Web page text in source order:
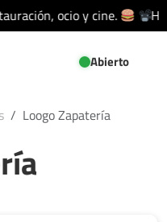
ocio y cine.
Abierto
Loogo Zapatería